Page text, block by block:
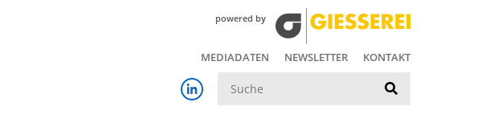
powered by
MEDIADATEN NEWSLETTER KONTAKT